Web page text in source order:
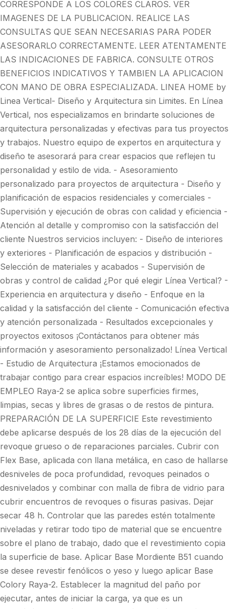
CORRESPONDE A LOS COLORES CLAROS. VER
IMAGENES DE LA PUBLICACION. REALICE LAS
CONSULTAS QUE SEAN NECESARIAS PARA PODER
ASESORARLO CORRECTAMENTE. LEER ATENTAMENTE
LAS INDICACIONES DE FABRICA. CONSULTE OTROS
BENEFICIOS INDICATIVOS Y TAMBIEN LA APLICACION
CON MANO DE OBRA ESPECIALIZADA. LINEA HOME by
Linea Vertical- Diseño y Arquitectura sin Limites. En Línea
Vertical, nos especializamos en brindarte soluciones de
arquitectura personalizadas y efectivas para tus proyectos
y trabajos. Nuestro equipo de expertos en arquitectura y
diseño te asesorará para crear espacios que reflejen tu
personalidad y estilo de vida. - Asesoramiento
personalizado para proyectos de arquitectura - Diseño y
planificación de espacios residenciales y comerciales -
Supervisión y ejecución de obras con calidad y eficiencia -
Atención al detalle y compromiso con la satisfacción del
cliente Nuestros servicios incluyen: - Diseño de interiores
y exteriores - Planificación de espacios y distribución -
Selección de materiales y acabados - Supervisión de
obras y control de calidad ¿Por qué elegir Línea Vertical? -
Experiencia en arquitectura y diseño - Enfoque en la
calidad y la satisfacción del cliente - Comunicación efectiva
y atención personalizada - Resultados excepcionales y
proyectos exitosos ¡Contáctanos para obtener más
información y asesoramiento personalizado! Línea Vertical
- Estudio de Arquitectura ¡Estamos emocionados de
trabajar contigo para crear espacios increíbles! MODO DE
EMPLEO Raya-2 se aplica sobre superficies firmes,
limpias, secas y libres de grasas o de restos de pintura.
PREPARACIÓN DE LA SUPERFICIE Este revestimiento
debe aplicarse después de los 28 días de la ejecución del
revoque grueso o de reparaciones parciales. Cubrir con
Flex Base, aplicada con llana metálica, en caso de hallarse
desniveles de poca profundidad, revoques peinados o
desnivelados y combinar con malla de fibra de vidrio para
cubrir encuentros de revoques o fisuras pasivas. Dejar
secar 48 h. Controlar que las paredes estén totalmente
niveladas y retirar todo tipo de material que se encuentre
sobre el plano de trabajo, dado que el revestimiento copia
la superficie de base. Aplicar Base Mordiente B51 cuando
se desee revestir fenólicos o yeso y luego aplicar Base
Colory Raya-2. Establecer la magnitud del paño por
ejecutar, antes de iniciar la carga, ya que es un